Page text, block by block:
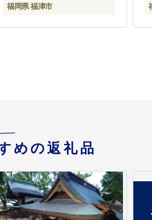
福岡県 福津市
めの返礼品